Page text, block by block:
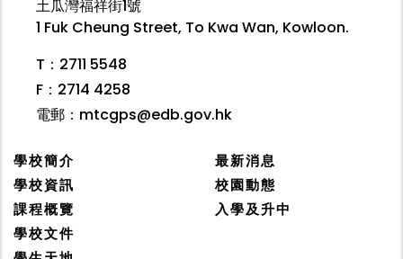
土瓜灣福祥街1號
1 Fuk Cheung Street, To Kwa Wan, Kowloon.
T：2711 5548
F：2714 4258
電郵： mtcgps@edb.gov.hk
學校簡介
學校資訊
課程概覽
學校文件
最新消息
校園動態
入學及升中